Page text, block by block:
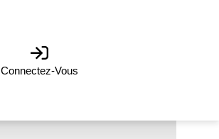
Connectez-Vous